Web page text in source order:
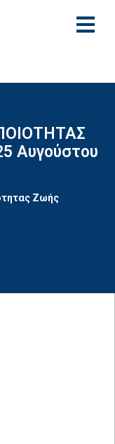
Αυγούστου
Ζωής